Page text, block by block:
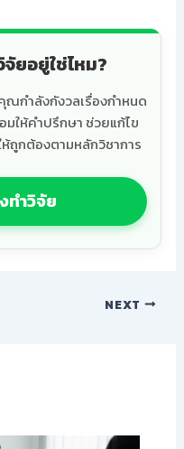
ยอยู่ใช่ไหม?
ณกำลังกังวลเรื่องกำหนด
มให้คำปรึกษา ช่วยแก้ไข
ถูกต้องตามหลักวิชาการ
ทำวิจัย
NEXT